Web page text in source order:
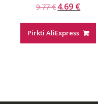
9.77€ Original
9.77 €.
4.69 €Current
4.69 €.
Pirkti AliExpress